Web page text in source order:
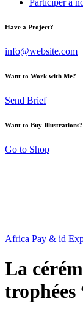
Participer à
Have a Project?
info@website.com
Want to Work with Me?
Send Brief
Want to Buy Illustrations?
Go to Shop
Africa Pay & id
La
trophées